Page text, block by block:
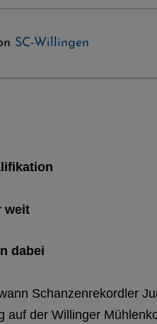
SC-Willingen
weit
dabei
Schanzenrekordler
auf der Willinger